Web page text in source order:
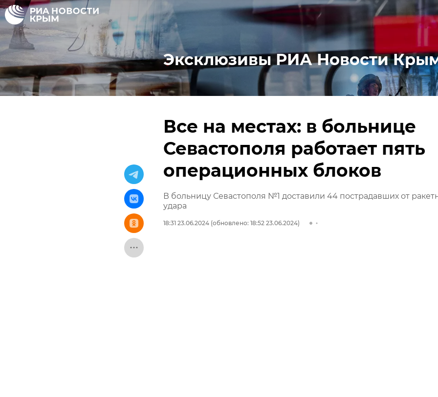
Эксклюзивы РИА Новости
Все на местах: в больнице
Севастополя работает пять
операционных блоков
В больницу Севастополя №1 доставили 44 пострадавших от
удара
18:31 23.06.2024 (обновлено: 18:52 23.06.2024)